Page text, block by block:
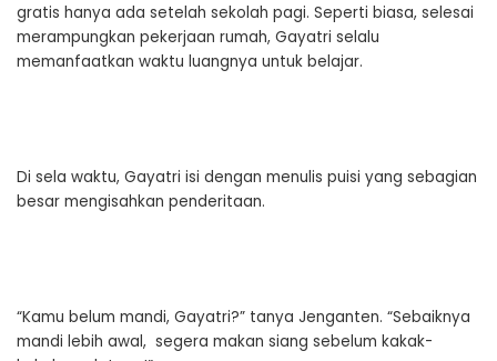
gratis hanya ada setelah sekolah pagi. Seperti biasa, selesai
merampungkan pekerjaan rumah, Gayatri selalu
memanfaatkan waktu luangnya untuk belajar.
Di sela waktu, Gayatri isi dengan menulis puisi yang sebagian
besar mengisahkan penderitaan.
“Kamu belum mandi, Gayatri?” tanya Jenganten. “Sebaiknya
mandi lebih awal, segera makan siang sebelum kakak-